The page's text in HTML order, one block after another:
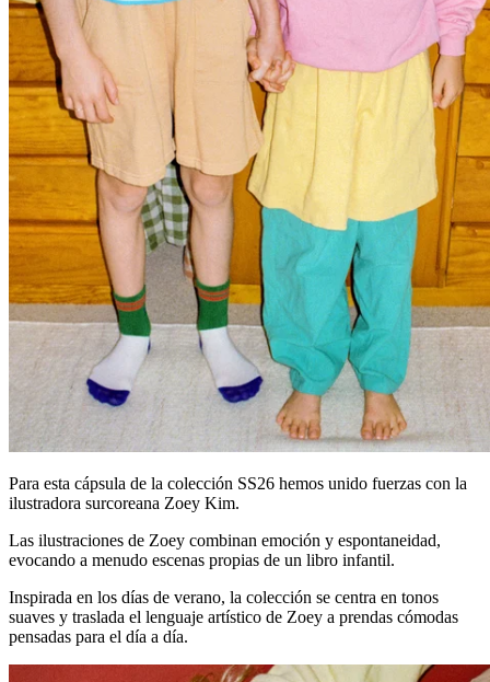
Para esta cápsula de la colección SS26 hemos unido fuerzas con la
ilustradora surcoreana Zoey Kim.
Las ilustraciones de Zoey combinan emoción y espontaneidad,
evocando a menudo escenas propias de un libro infantil.
Inspirada en los días de verano, la colección se centra en tonos
suaves y traslada el lenguaje artístico de Zoey a prendas cómodas
pensadas para el día a día.